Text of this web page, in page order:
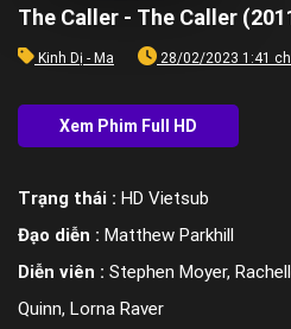
The Caller - The Caller
Kinh Dị - Ma 28/02/2023 1:41
Trạng thái : HD Vietsub
Đạo diễn : Matthew Parkhill
Diễn viên : Stephen Moyer,
Quinn, Lorna Raver